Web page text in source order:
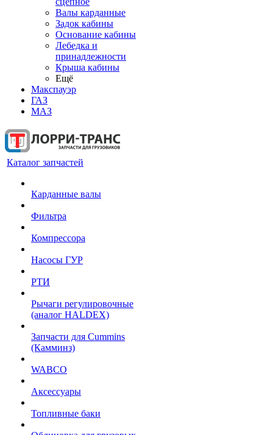
Валы карданные
Задок кабины
Основание кабины
Лебедка и
принадлежности
Крыша кабины
Ещё
Макспауэр
ГАЗ
МАЗ
Каталог запчастей
Карданные валы
Фильтра
Компрессора
Насосы ГУР
РТИ
Рычаги регулировочные
(аналог HALDEX)
Запчасти для Cummins
(Камминз)
WABCO
Аксессуары
Топливные баки